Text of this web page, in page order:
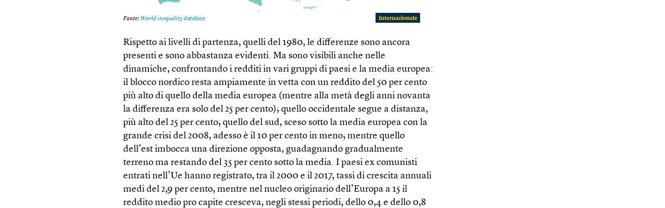
Rispetto ai livelli di partenza, quelli del 1980, le differenze sono ancora
presenti e sono abbastanza evidenti. Ma sono visibili anche nelle
dinamiche, confrontando i redditi in vari gruppi di paesi e la media europea:
il blocco nordico resta ampiamente in vetta con un reddito del 50 per cento
più alto di quello della media europea (mentre alla metà degli anni novanta
la differenza era solo del 25 per cento); quello occidentale segue a distanza,
più alto del 25 per cento; quello del sud, sceso sotto la media europea con la
grande crisi del 2008, adesso è il 10 per cento in meno; mentre quello
dell’est imbocca una direzione opposta, guadagnando gradualmente
terreno ma restando del 35 per cento sotto la media. I paesi ex comunisti
entrati nell’Ue hanno registrato, tra il 2000 e il 2017, tassi di crescita annuali
medi del 2,9 per cento, mentre nel nucleo originario dell’Europa a 15 il
reddito medio pro capite cresceva, negli stessi periodi, dello 0,4 e dello 0,8